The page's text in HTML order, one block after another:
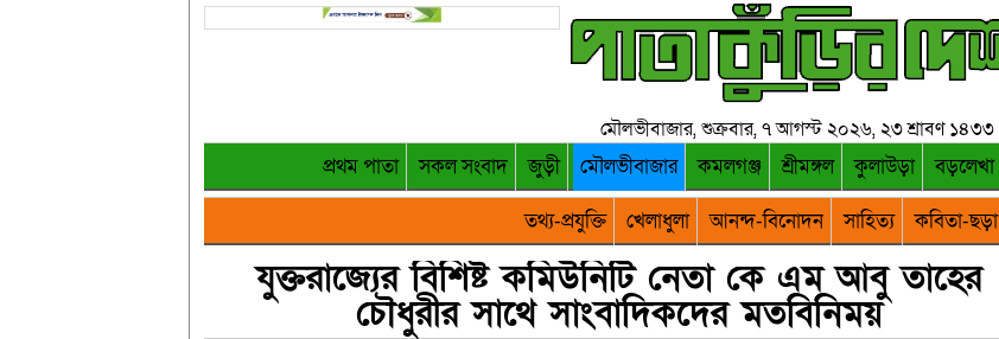
মৌলভীবাজার, শুক্রবার, ৭ আগস্ট ২০২৬, ২৩ শ্রাবণ ১৪৩৩
প্রথম পাতা সকল সংবাদ জুড়ী মৌলভীবাজার কমলগঞ্জ শ্রীমঙ্গল কুলাউড়া বড়লেখা
তথ্য-প্রযুক্তি
খেলাধুলা আনন্দ-বিনোদন সাহিত্য কবিতা-ছড়া
যুক্তরাজ্যের বিশিষ্ট কমিউনিটি নেতা কে এম আবু তাহের
চৌধুরীর সাথে সাংবাদিকদের মতবিনিময়